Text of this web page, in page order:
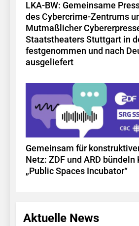
LKA-BW: Gemeinsame
des Cybercrime-Zentrums
Mutmaßlicher
Staatstheaters Stuttgart in
festgenommen und nach
ausgeliefert
Gemeinsam für
Netz: ZDF und ARD
„Public Spaces Incubator“
Aktuelle News